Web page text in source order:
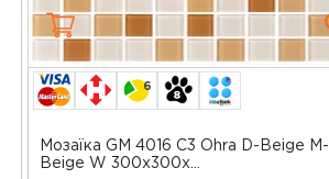
6
Мозаїка GM 4016 C3 Ohra D-Beige M-
Beige W 300x300x...